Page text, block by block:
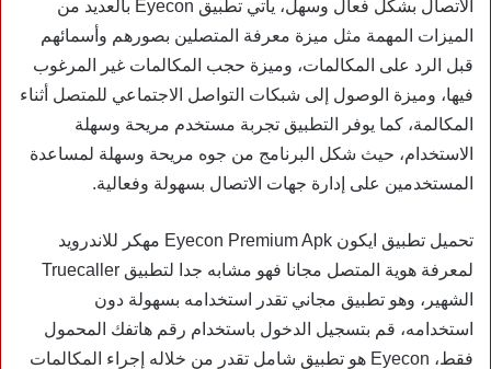
الاتصال بشكل فعال وسهل، يأتي تطبيق Eyecon بالعديد من
الميزات المهمة مثل ميزة معرفة المتصلين بصورهم وأسمائهم
قبل الرد على المكالمات، وميزة حجب المكالمات غير المرغوب
فيها، وميزة الوصول إلى شبكات التواصل الاجتماعي للمتصل أثناء
المكالمة، كما يوفر التطبيق تجربة مستخدم مريحة وسهلة
الاستخدام، حيث شكل البرنامج من جوه مريحة وسهلة لمساعدة
المستخدمين على إدارة جهات الاتصال بسهولة وفعالية.
تحميل تطبيق ايكون Eyecon Premium Apk مهكر للاندرويد
لمعرفة هوية المتصل مجانا فهو مشابه جدا لتطبيق Truecaller
الشهير، وهو تطبيق مجاني تقدر استخدامه بسهولة دون
استخدامه، قم بتسجيل الدخول باستخدام رقم هاتفك المحمول
فقط، Eyecon هو تطبيق شامل تقدر من خلاله إجراء المكالمات